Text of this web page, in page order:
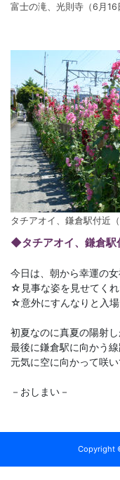
富士の滝、光則寺（6月16
タチアオイ、鎌倉駅付近（
◆タチアオイ、鎌倉駅
今日は、朝から幸運の
☆見事な姿を見せてくれ
☆意外にすんなりと入場
初夏なのに真夏の陽射
最後に鎌倉駅に向かう
元気に空に向かって咲
－おしまい－
Copyright